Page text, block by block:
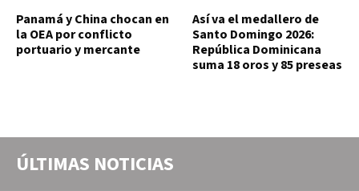
Panamá y China chocan en
la OEA por conflicto
portuario y mercante
Así va el medallero de
Santo Domingo 2026:
República Dominicana
suma 18 oros y 85 preseas
ÚLTIMAS NOTICIAS